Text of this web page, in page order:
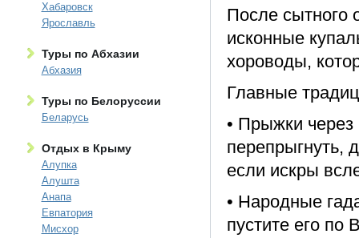
Хабаровск
Ярославль
Туры по Абхазии
Абхазия
Туры по Белоруссии
Беларусь
Отдых в Крыму
Алупка
Алушта
Анапа
Евпатория
Мисхор
После сытного
исконные
хороводы,
Главные
• Прыжки
перепрыгнуть,
если искры
• Народные
пустите его по